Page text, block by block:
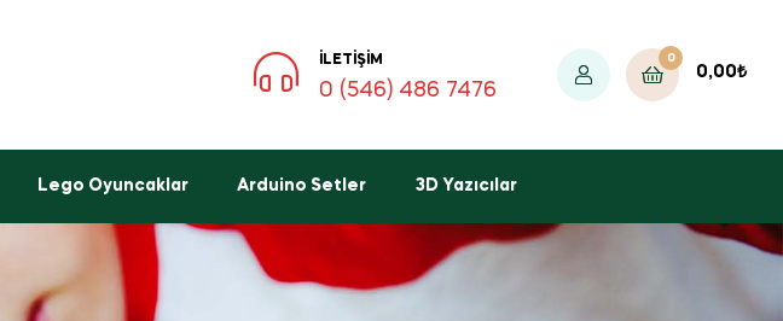
İLETIŞIM
0 (546) 486 7476
0
0,00₺
Lego Oyuncaklar Arduino Setler 3D Yazıcılar